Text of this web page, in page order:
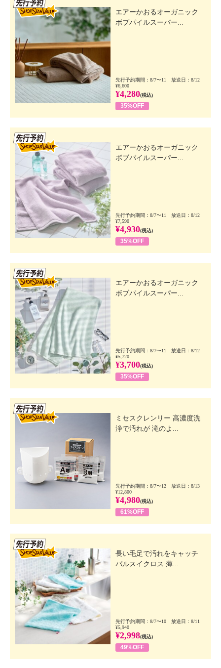
エアーかおるオーガニック
ボブパイルスーパー...
先行予約期間：8/7〜11 放送日：8/12
¥6,600
¥4,280(税込)
35%OFF
エアーかおるオーガニック
ボブパイルスーパー...
先行予約期間：8/7〜11 放送日：8/12
¥7,590
¥4,930(税込)
35%OFF
エアーかおるオーガニック
ボブパイルスーパー...
先行予約期間：8/7〜11 放送日：8/12
¥5,720
¥3,700(税込)
35%OFF
ミセスクレンリー 高濃度洗
浄で汚れが 滝のよ...
先行予約期間：8/7〜12 放送日：8/13
¥12,800
¥4,980(税込)
61%OFF
長い毛足で汚れをキャッチ
パルスイクロス 薄...
先行予約期間：8/7〜10 放送日：8/11
¥5,940
¥2,998(税込)
49%OFF